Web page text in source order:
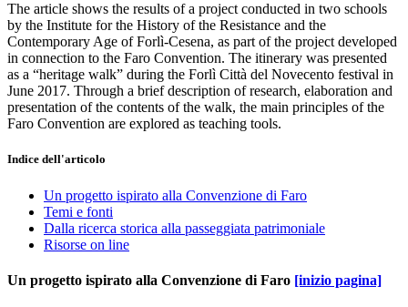
The article shows the results of a project conducted in two schools
by the Institute for the History of the Resistance and the
Contemporary Age of Forlì-Cesena, as part of the project developed
in connection to the Faro Convention. The itinerary was presented
as a “heritage walk” during the Forlì Città del Novecento festival in
June 2017. Through a brief description of research, elaboration and
presentation of the contents of the walk, the main principles of the
Faro Convention are explored as teaching tools.
Indice dell'articolo
Un progetto ispirato alla Convenzione di Faro
Temi e fonti
Dalla ricerca storica alla passeggiata patrimoniale
Risorse on line
Un progetto ispirato alla Convenzione di Faro [inizio pagina]